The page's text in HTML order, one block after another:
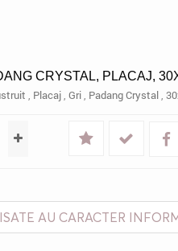
CRYSTAL, PLACAJ,
, Placaj,Gri, Padang Crystal,
AU CARACTER